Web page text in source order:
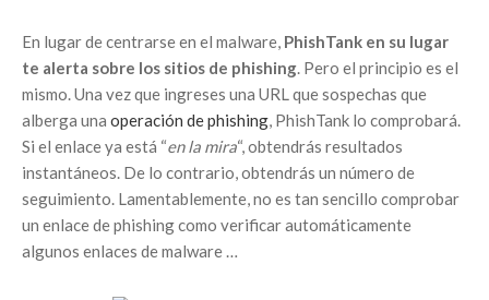
En lugar de centrarse en el malware, PhishTank en su lugar
te alerta sobre los sitios de phishing. Pero el principio es el
mismo. Una vez que ingreses una URL que sospechas que
alberga una operación de phishing, PhishTank lo comprobará.
Si el enlace ya está “en la mira“, obtendrás resultados
instantáneos. De lo contrario, obtendrás un número de
seguimiento. Lamentablemente, no es tan sencillo comprobar
un enlace de phishing como verificar automáticamente
algunos enlaces de malware …